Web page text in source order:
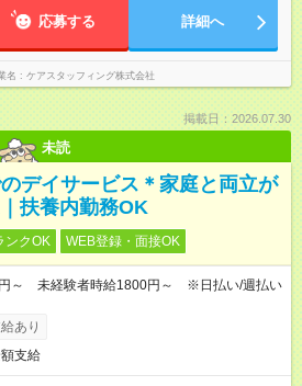
応募する 詳細へ
名 ケアスタッフィング株式会社
掲載日：2026.07.30
未読
のデイサービス＊家庭と両立が
扶養内勤務OK
ンクOK WEB登録・面接OK
～ 未経験者時給1800円～ ※日払い/週払い
あり
支給